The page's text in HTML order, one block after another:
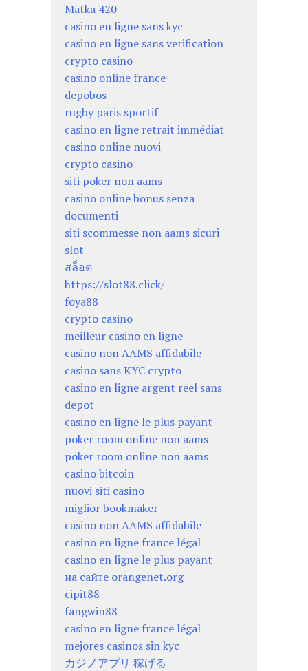
Matka 420
casino en ligne sans kyc
casino en ligne sans verification
crypto casino
casino online france
depobos
rugby paris sportif
casino en ligne retrait immédiat
casino online nuovi
crypto casino
siti poker non aams
casino online bonus senza
documenti
siti scommesse non aams sicuri
slot
สล็อต
https://slot88.click/
foya88
crypto casino
meilleur casino en ligne
casino non AAMS affidabile
casino sans KYC crypto
casino en ligne argent reel sans
depot
casino en ligne le plus payant
poker room online non aams
poker room online non aams
casino bitcoin
nuovi siti casino
miglior bookmaker
casino non AAMS affidabile
casino en ligne france légal
casino en ligne le plus payant
на сайте orangenet.org
cipit88
fangwin88
casino en ligne france légal
mejores casinos sin kyc
カジノアプリ 稼げる